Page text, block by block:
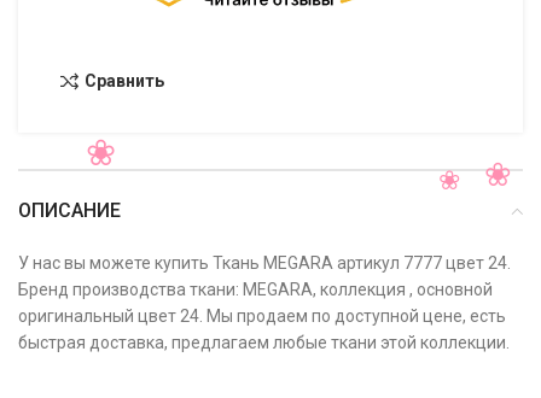
Сравнить
ОПИСАНИЕ
У нас вы можете купить Ткань MEGARA артикул 7777 цвет 24.
Бренд производства ткани: MEGARA, коллекция , основной
оригинальный цвет 24. Мы продаем по доступной цене, есть
быстрая доставка, предлагаем любые ткани этой коллекции.